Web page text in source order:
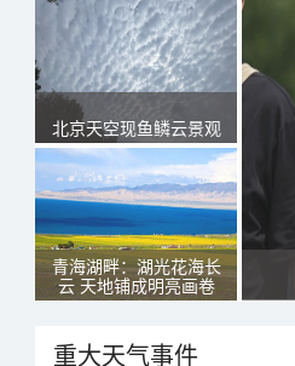
北京天空现鱼鳞云景观
青海湖畔：湖光花海长
云 天地铺成明亮画卷
重大天气事件